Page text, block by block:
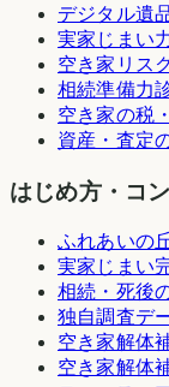
デジタル遺
実家じまい
空き家リス
相続準備力
空き家の税
資産・査定
はじめ方・コ
ふれあいの
実家じまい
相続・死後
独自調査デ
空き家解体
空き家解体